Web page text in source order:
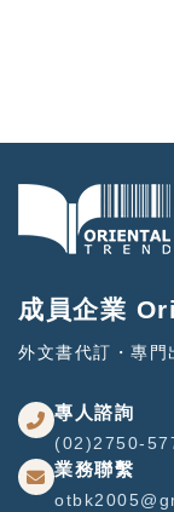
成員企業
外文書代訂・專門
專人諮詢
(02)2750-
業務聯繫